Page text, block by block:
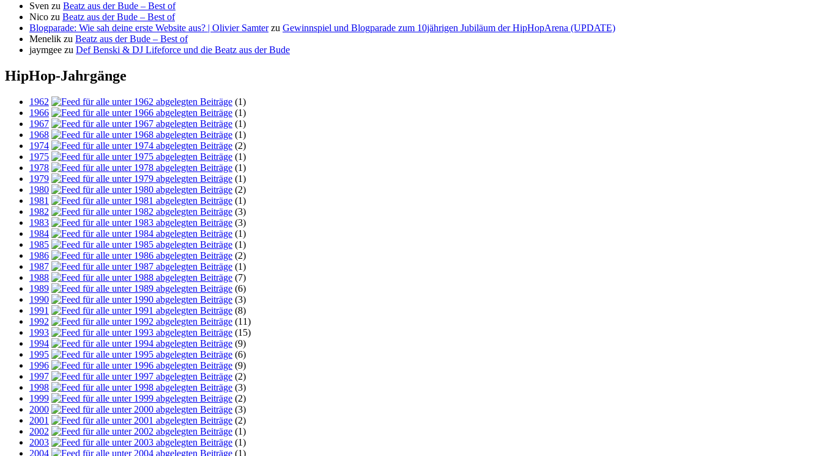
Sven zu Beatz aus der Bude – Best of
Nico zu Beatz aus der Bude – Best of
Blogparade: Wie sah deine erste Website aus? | Olivier Samterzu Gewinnspiel und Blogparade zum 10jährigen Jubiläum der HipHopArena (UPDATE)
Menelik zu Beatz aus der Bude – Best of
jaymgee zu Def Benski & DJ Lifeforce und die Beatz aus der Bude
HipHop-Jahrgänge
1962
(1)
1966
(1)
1967
(1)
1968
(1)
1974
(2)
1975
(1)
1978
(1)
1979
(1)
1980
(2)
1981
(1)
1982
(3)
1983
(3)
1984
(1)
1985
(1)
1986
(2)
1987
(1)
1988
(7)
1989
(6)
1990
(3)
1991
(8)
1992
(11)
1993
(15)
1994
(9)
1995
(6)
1996
(9)
1997
(2)
1998
(3)
1999
(2)
2000
(3)
2001
(2)
2002
(1)
2003
(1)
2004
(1)